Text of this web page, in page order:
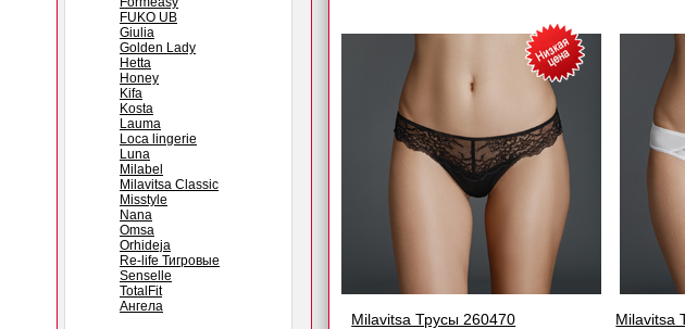
FUKO UB
Giulia
Golden Lady
Hetta
Honey
Kifa
Kosta
Lauma
Loca lingerie
Luna
Milabel
Milavitsa Classic
Misstyle
Nana
Omsa
Orhideja
Re-life Тигровые
Senselle
TotalFit
Ангела
Milavitsa Трусы 260470 Milavitsa